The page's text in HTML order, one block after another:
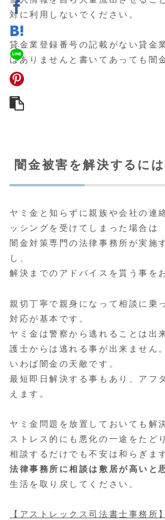
対に利用しないでください。
貸金業登録番号の記載がない貸金
はありませんと書いてあっても闇
闇金被害を解決するには
ヤミ金と知らずに親族や会社の連
ッシングを受けてしまった場合は
闇金対策専門の法律事務所が実施
し、
解決までのアドバイスを貰う事を
親切丁寧で親身になって相談に乗
対応が基本です。
ヤミ金は警察から逃れることは出
護士からは逃れる事が出来ません。
いわば闇金の天敵です。
最短即日解決する事もあり、アフ
えます。
ヤミ金問題を放置しておいても解
ストレス的にも悪化の一途をたど
相談するだけでも不安は和らぎま
法律事務所に相談は敷居が高いと
生活を取り戻してください。
【アストレックス司法書士事務所